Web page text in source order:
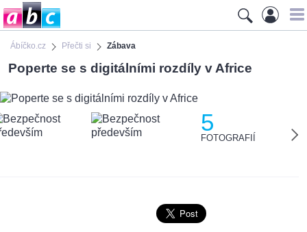
Ábíčko.cz Přečti si Zábava
Poperte se s digitálními rozdíly v Africe
5
FOTOGRAFIÍ